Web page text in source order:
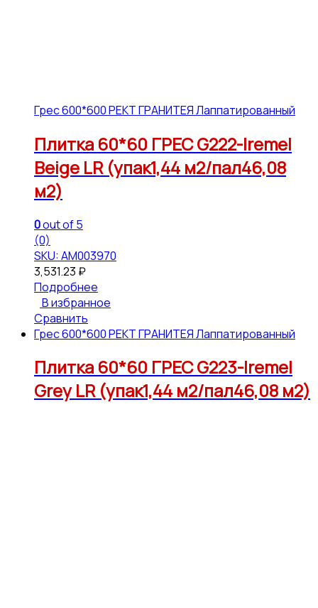
Грес 600*600 РЕКТ ГРАНИТЕЯ Лаппатированный
Плитка 60*60 ГРЕС G222-Iremel
Beige LR (упак1,44 м2/пал46,08
м2)
0out of 5
(0)
SKU: АМ003970
3,531.23 ₽
Подробнее
В избранное
Сравнить
Грес 600*600 РЕКТ ГРАНИТЕЯ Лаппатированный
Плитка 60*60 ГРЕС G223-Iremel
Grey LR (упак1,44 м2/пал46,08 м2)